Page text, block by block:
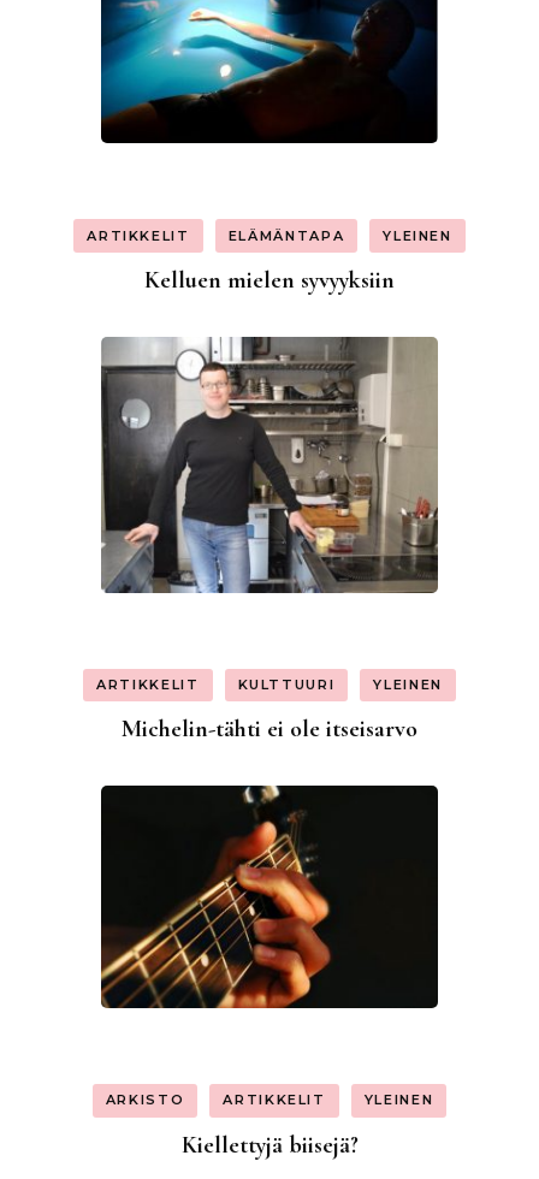
ARTIKKELIT ELÄMÄNTAPA YLEINEN
Kelluen mielen syvyyksiin
ARTIKKELIT KULTTUURI YLEINEN
Michelin-tähti ei ole itseisarvo
ARKISTO ARTIKKELIT YLEINEN
Kiellettyjä biisejä?